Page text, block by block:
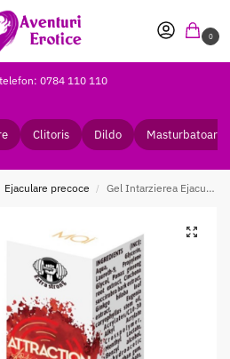
0
0784 110 110
Clitoris Dildo Masturbatoare
Ejaculare precoce / Gel Intarzierea Ejacularii Retarding Attraction Toro 30 ml pentru Barbati